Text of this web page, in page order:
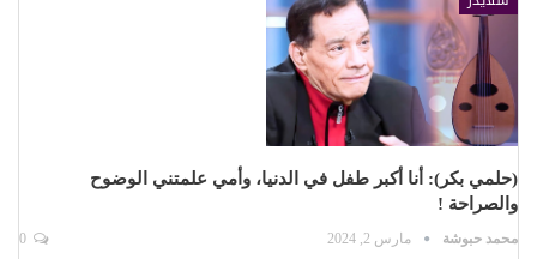
(حلمي بكر): أنا أكبر طفل في الدنيا، وأمي علمتني الوضوح
والصراحة !
محمد حبوشة مارس 2, 2024